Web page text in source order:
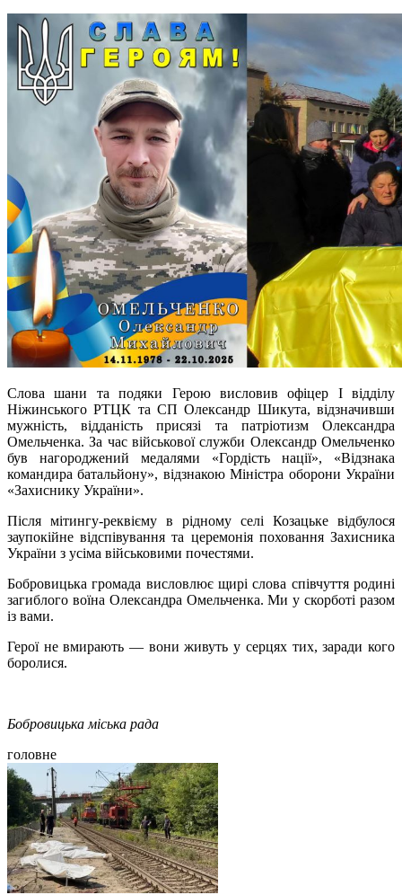
Слова шани та подяки Герою висловив офіцер І відділу
Ніжинського РТЦК та СП Олександр Шикута, відзначивши
мужність, відданість присязі та патріотизм Олександра
Омельченка. За час військової служби Олександр Омельченко
був нагороджений медалями «Гордість нації», «Відзнака
командира батальйону», відзнакою Міністра оборони України
«Захиснику України».
Після мітингу-реквієму в рідному селі Козацьке відбулося
заупокійне відспівування та церемонія поховання Захисника
України з усіма військовими почестями.
Бобровицька громада висловлює щирі слова співчуття родині
загиблого воїна Олександра Омельченка. Ми у скорботі разом
із вами.
Герої не вмирають — вони живуть у серцях тих, заради кого
боролися.
Бобровицька міська рада
головне